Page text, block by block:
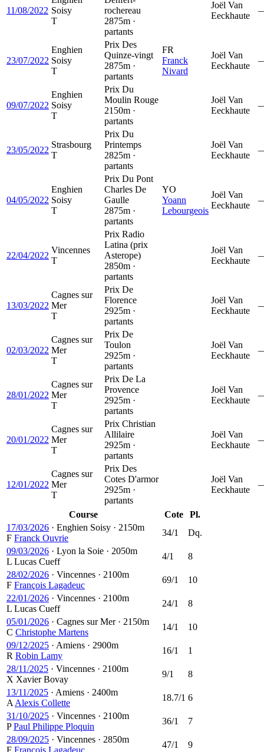
11/08/2022 Soisy
T
rochereau
2875m ·
partants
Joël Van
Eeckhaute
23/07/2022
Enghien
Soisy
T
Prix Des
Quinze-vingt
2875m ·
partants
FR
Franck
Nivard
Joël Van
Eeckhaute
09/07/2022
Enghien
Soisy
T
Prix Du
Moulin Rouge
2150m ·
partants
Joël Van
Eeckhaute
23/05/2022
Strasbourg
T
Prix Du
Printemps
2825m ·
partants
Joël Van
Eeckhaute
04/05/2022
Enghien
Soisy
T
Prix Du Pont
Charles De
Gaulle
2875m ·
partants
YO
Yoann
Lebourgeois
Joël Van
Eeckhaute
22/04/2022
Vincennes
T
Prix Radio
Latina (prix
Asterope)
2850m ·
partants
Joël Van
Eeckhaute
13/03/2022
Cagnes sur
Mer
T
Prix De
Florence
2925m ·
partants
Joël Van
Eeckhaute
02/03/2022
Cagnes sur
Mer
T
Prix De
Toulon
2925m ·
partants
Joël Van
Eeckhaute
28/01/2022
Cagnes sur
Mer
T
Prix De La
Provence
2925m ·
partants
Joël Van
Eeckhaute
20/01/2022
Cagnes sur
Mer
T
Prix Christian
Allilaire
2925m ·
partants
Joël Van
Eeckhaute
12/01/2022
Cagnes sur
Mer
T
Prix Des
Cotes D'armor
2925m ·
partants
Joël Van
Eeckhaute
Course Cote
Pl.
17/03/2026 · Enghien Soisy · 2150m
F Franck Ouvrie
34/1
Dq.
09/03/2026 · Lyon la Soie · 2050m
L Lucas Cueff
4/1
8
28/02/2026 · Vincennes · 2100m
F François Lagadeuc
69/1
10
22/01/2026 · Vincennes · 2100m
L Lucas Cueff
24/1
8
05/01/2026 · Cagnes sur Mer · 2150m
C Christophe Martens
14/1
10
09/12/2025 · Amiens · 2900m
R Robin Lamy
16/1
1
28/11/2025 · Vincennes · 2100m
X Xavier Bovay
9/1
8
13/11/2025 · Amiens · 2400m
A Alexis Collette
18.7/1 6
31/10/2025 · Vincennes · 2100m
PPaul Philippe Ploquin
36/1
7
28/09/2025 · Vincennes · 2850m
F François Lagadeuc
47/1
9